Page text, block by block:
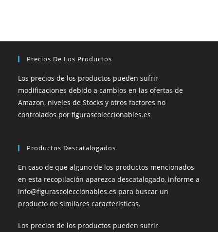
Precios De Los Productos
Los precios de los productos pueden sufrir
modificaciones debido a cambios en las ofertas de
Amazon, niveles de Stocks y otros factores no
controlados por figurascoleccionables.es
Productos Descatalogados
En caso de que alguno de los productos mencionados
en esta recopilación aparezca descatalogado, informe a
info@figurascoleccionables.es para buscar un
producto de similares características.
Los precios de los productos pueden sufrir